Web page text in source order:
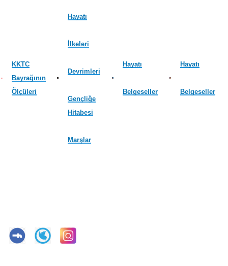
KKTC
Bayrağının
Ölçüleri
Hayatı
İlkeleri
Devrimleri
Gençliğe
Hitabesi
Marşlar
Hayatı
Belgeseller
Hayatı
Belgeseller